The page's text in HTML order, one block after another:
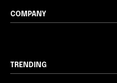
COMPANY
TRENDING